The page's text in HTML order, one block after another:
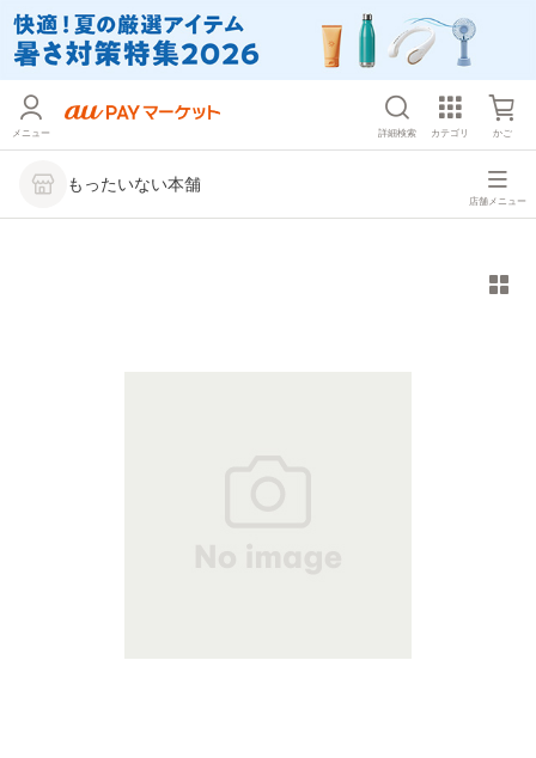
メニュー 詳細検索 カテゴリ かご
もったいない本舗
店舗メニュー